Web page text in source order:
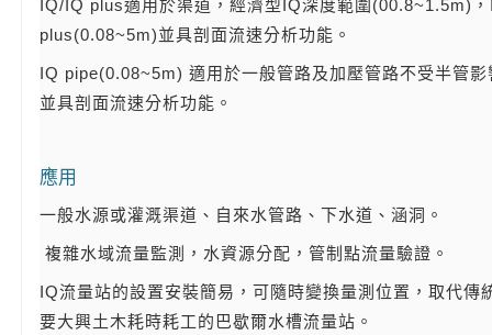
IQ/IQ plus適用於渠道，經濟型IQ深度範圍(00.8~1.5m)
plus(0.08~5m)並具剖面流速分析功能。
IQ pipe(0.08~5m) 適用於一般管路及加壓管路不受半管影
並具剖面流速分析功能。
應用
一般水源或灌溉渠道、自來水管路、下水道、涵洞。
複雜水域流量監測，水資源分配，管制點流量驗證。
IQ流量站的設置安裝簡易，可隨時變換量測位置，取代傳
要大興土木耗時耗工的巴歇爾水槽流量站。